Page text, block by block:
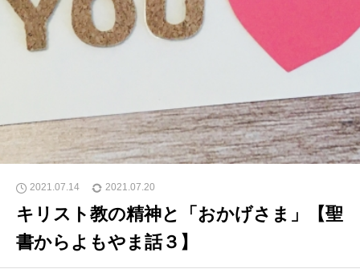
2021.07.14 2021.07.20
キリスト教の精神と「おかげさま」【聖
書からよもやま話３】